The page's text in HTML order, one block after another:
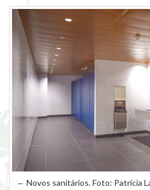
Novos sanitários. Foto: Patrícia